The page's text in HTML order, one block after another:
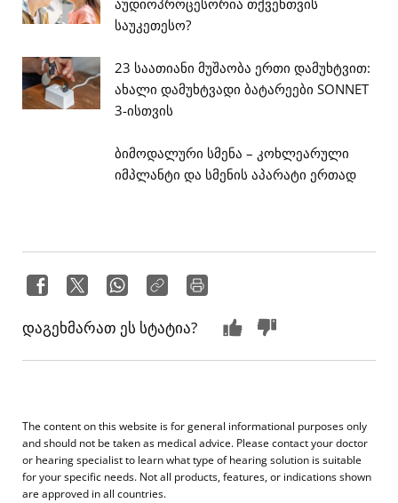
საუკეთესო?
23 საათიანი მუშაობა ერთი დამუხტვით:
ახალი დამუხტვადი ბატარეები SONNET
3-ისთვის
ბიმოდალური სმენა – კოხლეარული
იმპლანტი და სმენის აპარატი ერთად
დაგეხმარათ ეს სტატია?
The content on this website is for general informational purposes only
and should not be taken as medical advice. Please contact your doctor
or hearing specialist to learn what type of hearing solution is suitable
for your specific needs. Not all products, features, or indications shown
are approved in all countries.